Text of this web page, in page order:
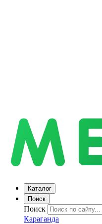
Каталог
Поиск
Поиск
Караганда